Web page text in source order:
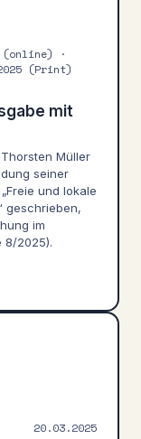
(online) ·
(Print)
mit
Müller
seiner
und lokale
geschrieben,
im
8/2025).
20.03.2025